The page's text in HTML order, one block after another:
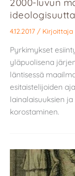
2000-luvun
4.12.2017 / Kirjoittaja
Pyrkimykset
yläpuolisena
läntisessä
esitaistelijoiden
lainalaisuuksien
korostaminen.